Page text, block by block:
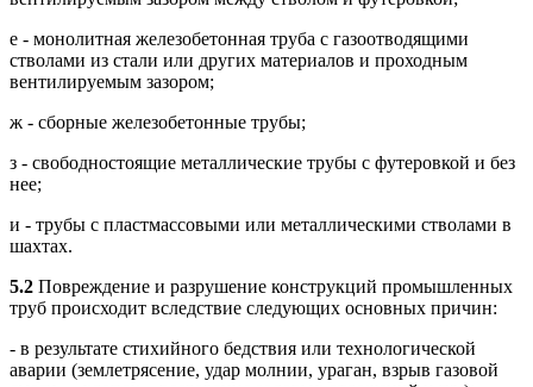
е - монолитная железобетонная труба с газоотводящими
стволами из стали или других материалов и проходным
вентилируемым зазором;
ж - сборные железобетонные трубы;
з - свободностоящие металлические трубы с футеровкой и без
нее;
и - трубы с пластмассовыми или металлическими стволами в
шахтах.
5.2 Повреждение и разрушение конструкций промышленных
труб происходит вследствие следующих основных причин:
- в результате стихийного бедствия или технологической
аварии (землетрясение, удар молнии, ураган, взрыв газовой